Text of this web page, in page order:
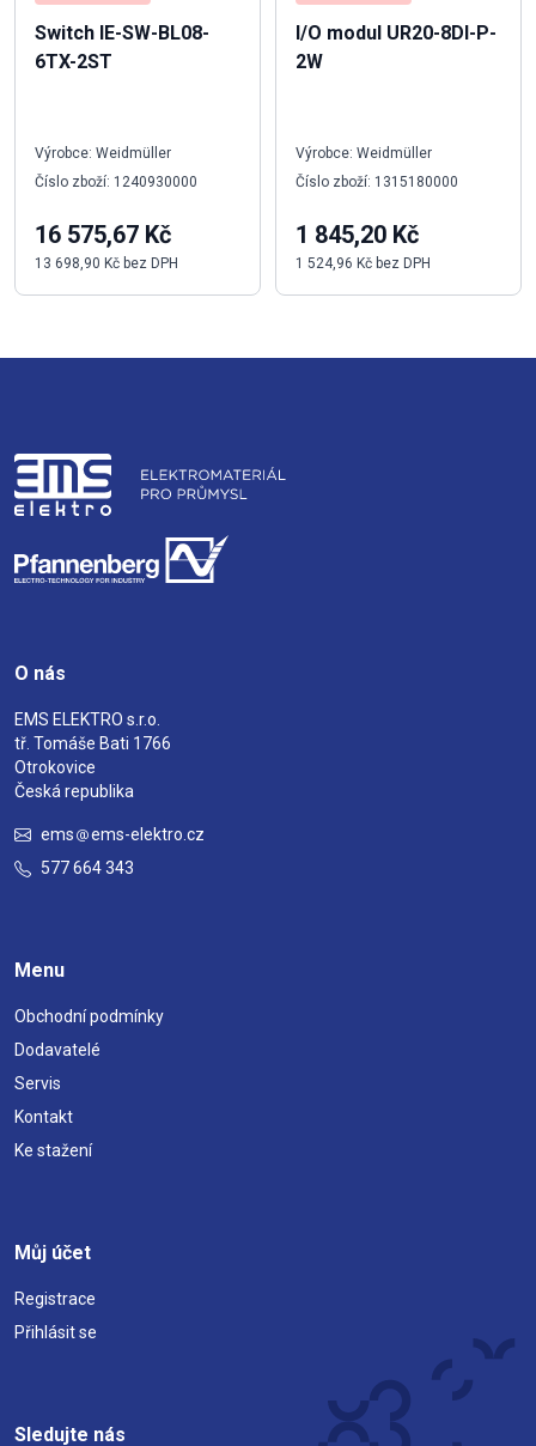
Switch IE-SW-BL08-
6TX-2ST
Výrobce: Weidmüller
Číslo zboží: 1240930000
16 575,67 Kč
13 698,90 Kč bez DPH
I/O modul UR20-8DI-P-
2W
Výrobce: Weidmüller
Číslo zboží: 1315180000
1 845,20 Kč
1 524,96 Kč bez DPH
O nás
EMS ELEKTRO s.r.o.
tř. Tomáše Bati 1766
Otrokovice
Česká republika
ems
ems-elektro.cz
577 664 343
Menu
Obchodní podmínky
Dodavatelé
Servis
Kontakt
Ke stažení
Můj účet
Registrace
Přihlásit se
Sledujte nás